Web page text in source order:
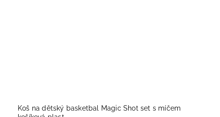
Koš na dětský basketbal Magic Shot set s míčem